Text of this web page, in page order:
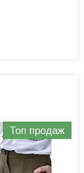
Топ продаж